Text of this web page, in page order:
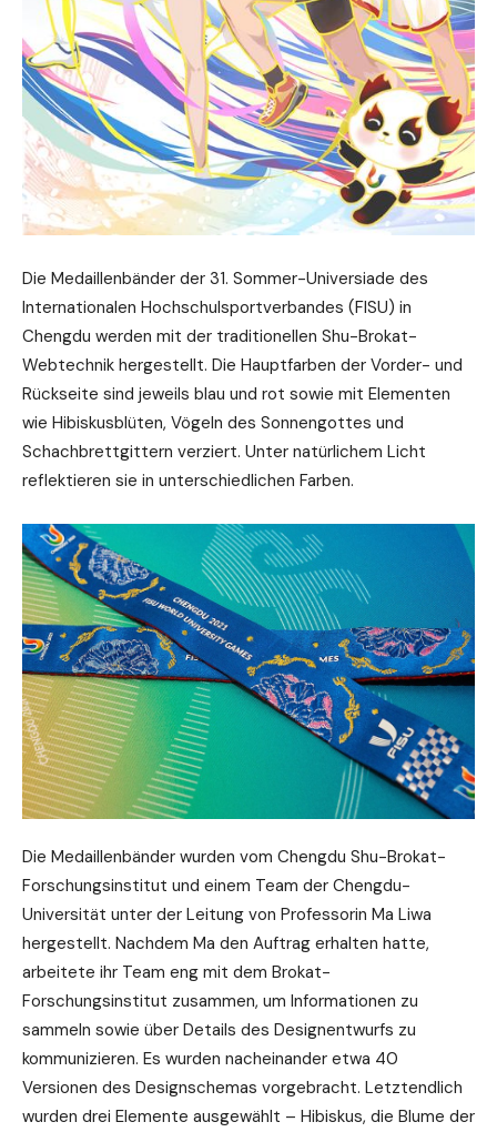
Die Medaillenbänder der 31. Sommer-Universiade des
Internationalen Hochschulsportverbandes (FISU) in
Chengdu werden mit der traditionellen Shu-Brokat-
Webtechnik hergestellt. Die Hauptfarben der Vorder- und
Rückseite sind jeweils blau und rot sowie mit Elementen
wie Hibiskusblüten, Vögeln des Sonnengottes und
Schachbrettgittern verziert. Unter natürlichem Licht
reflektieren sie in unterschiedlichen Farben.
Die Medaillenbänder wurden vom Chengdu Shu-Brokat-
Forschungsinstitut und einem Team der Chengdu-
Universität unter der Leitung von Professorin Ma Liwa
hergestellt. Nachdem Ma den Auftrag erhalten hatte,
arbeitete ihr Team eng mit dem Brokat-
Forschungsinstitut zusammen, um Informationen zu
sammeln sowie über Details des Designentwurfs zu
kommunizieren. Es wurden nacheinander etwa 40
Versionen des Designschemas vorgebracht. Letztendlich
wurden drei Elemente ausgewählt – Hibiskus, die Blume der